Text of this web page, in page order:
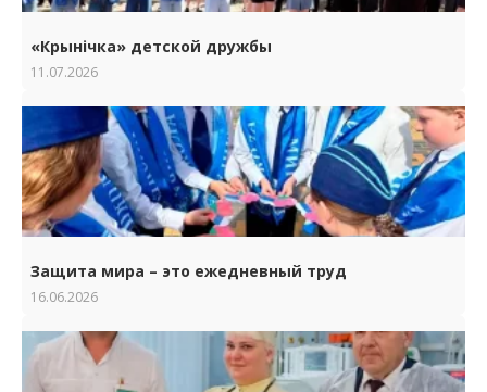
«Крынічка» детской дружбы
11.07.2026
Защита мира – это ежедневный труд
16.06.2026